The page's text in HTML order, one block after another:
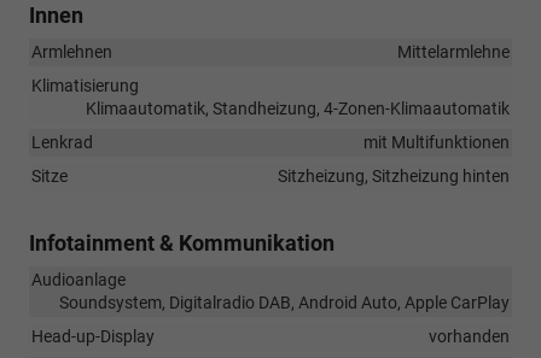
Innen
Armlehnen
Mittelarmlehne
Klimatisierung
Klimaautomatik, Standheizung, 4-Zonen-Klimaautomatik
Lenkrad
mit Multifunktionen
Sitze
Sitzheizung, Sitzheizung hinten
Infotainment & Kommunikation
Audioanlage
Soundsystem, Digitalradio DAB, Android Auto, Apple CarPlay
Head-up-Display
vorhanden